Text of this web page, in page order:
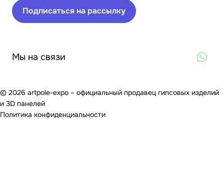
Подписаться на рассылку
Мы на связи
© 2026 artpole-expo – официальный продавец гипсовых изделий
и 3D панелей
Политика конфиденциальности